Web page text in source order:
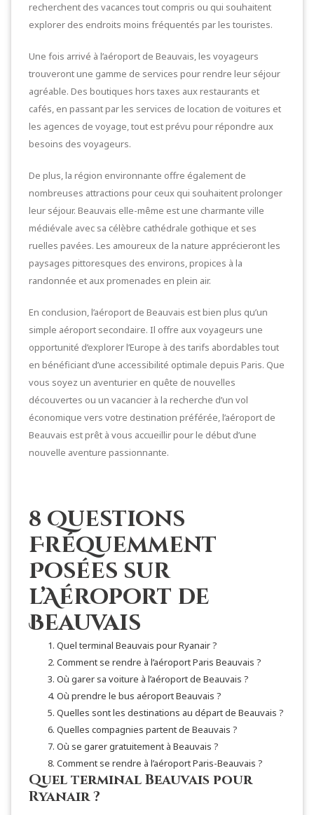
recherchent des vacances tout compris ou qui souhaitent
explorer des endroits moins fréquentés par les touristes.
Une fois arrivé à l’aéroport de Beauvais, les voyageurs
trouveront une gamme de services pour rendre leur séjour
agréable. Des boutiques hors taxes aux restaurants et
cafés, en passant par les services de location de voitures et
les agences de voyage, tout est prévu pour répondre aux
besoins des voyageurs.
De plus, la région environnante offre également de
nombreuses attractions pour ceux qui souhaitent prolonger
leur séjour. Beauvais elle-même est une charmante ville
médiévale avec sa célèbre cathédrale gothique et ses
ruelles pavées. Les amoureux de la nature apprécieront les
paysages pittoresques des environs, propices à la
randonnée et aux promenades en plein air.
En conclusion, l’aéroport de Beauvais est bien plus qu’un
simple aéroport secondaire. Il offre aux voyageurs une
opportunité d’explorer l’Europe à des tarifs abordables tout
en bénéficiant d’une accessibilité optimale depuis Paris. Que
vous soyez un aventurier en quête de nouvelles
découvertes ou un vacancier à la recherche d’un vol
économique vers votre destination préférée, l’aéroport de
Beauvais est prêt à vous accueillir pour le début d’une
nouvelle aventure passionnante.
8 Questions
Fréquemment
Posées sur
l’Aéroport de
Beauvais
Quel terminal Beauvais pour Ryanair ?
Comment se rendre à l’aéroport Paris Beauvais ?
Où garer sa voiture à l’aéroport de Beauvais ?
Où prendre le bus aéroport Beauvais ?
Quelles sont les destinations au départ de Beauvais ?
Quelles compagnies partent de Beauvais ?
Où se garer gratuitement à Beauvais ?
Comment se rendre à l’aéroport Paris-Beauvais ?
Quel terminal Beauvais pour
Ryanair ?